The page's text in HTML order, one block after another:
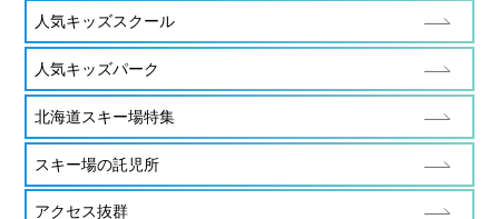
人気キッズスクール
人気キッズパーク
北海道スキー場特集
スキー場の託児所
アクセス抜群